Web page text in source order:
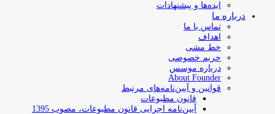
ایده‌ها و پیشنهادات
درباره ما
تماس با ما
اهداف
خط مشی
حریم خصوصی
درباره موسس
About Founder
قوانین و آیین‌نامه‌های مرتبط
‌قانون مطبوعات
آیین‌نامه اجرایی قانون مطبوعات، مصوب 1395